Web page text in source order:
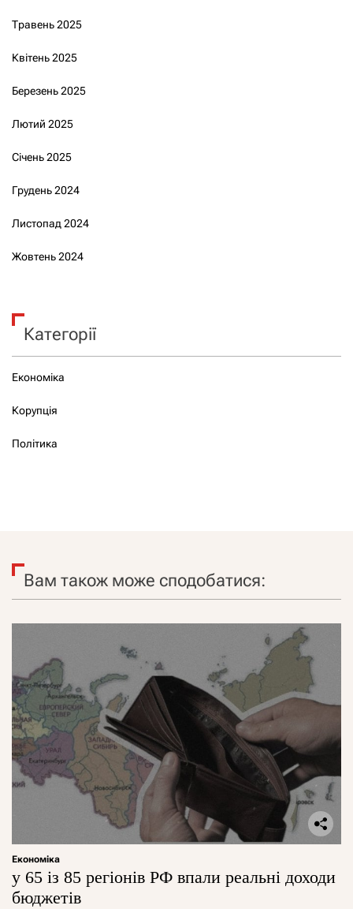
Травень 2025
Квітень 2025
Березень 2025
Лютий 2025
Січень 2025
Грудень 2024
Листопад 2024
Жовтень 2024
Категорії
Економіка
Корупція
Політика
Вам також може сподобатися:
Економіка
у 65 із 85 регіонів РФ впали реальні доходи
бюджетів